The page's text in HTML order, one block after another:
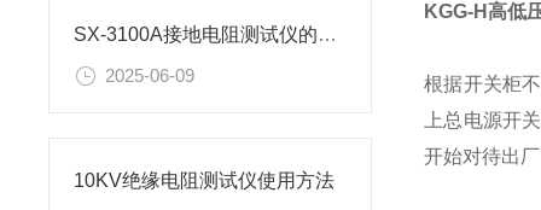
SX-3100A接地电阻测试仪的正确测量方法
2025-06-09
10KV绝缘电阻测试仪使用方法
KGG-H高低
根据开关柜
上总电源开
开始对待出